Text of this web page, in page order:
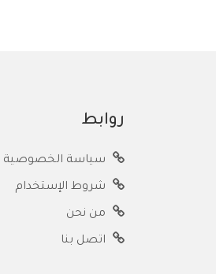
روابط
سياسة الخصوصية
شروط الإستخدام
من نحن
اتصل بنا